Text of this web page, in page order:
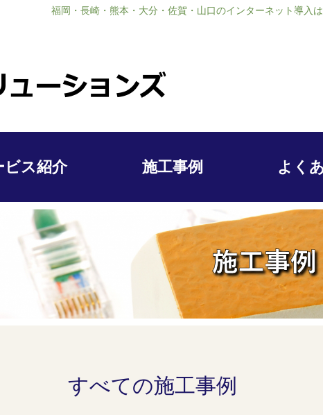
福岡・長崎・熊本・大分・佐賀・山口のインターネット導入
ビス紹介 施工事例 よく
すべての施工事例